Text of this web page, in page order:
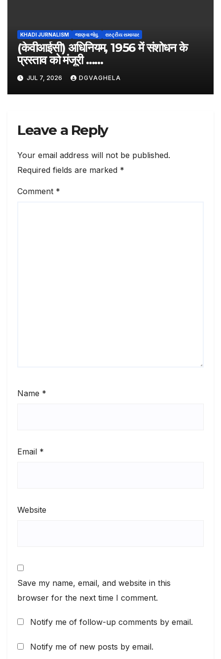
KHADI JURNALISM જાણવા જેવુ. રાસ્ટ્રીય સમાચાર
(केवीआईसी) अधिनियम, 1956 में संशोधन के
प्रस्ताव को मंजूरी ……
JUL 7, 2026 DGVAGHELA
Leave a Reply
Your email address will not be published.
Required fields are marked *
Comment *
Name *
Email *
Website
Save my name, email, and website in this
browser for the next time I comment.
Notify me of follow-up comments by email.
Notify me of new posts by email.